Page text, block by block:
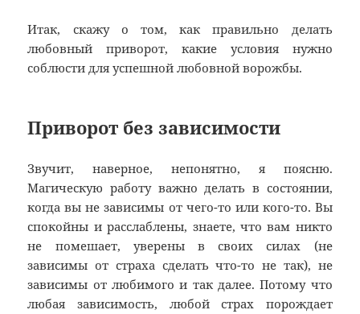
Итак, скажу о том, как правильно делать
любовный приворот, какие условия нужно
соблюсти для успешной любовной ворожбы.
Приворот без зависимости
Звучит, наверное, непонятно, я поясню.
Магическую работу важно делать в состоянии,
когда вы не зависимы от чего-то или кого-то. Вы
спокойны и расслаблены, знаете, что вам никто
не помешает, уверены в своих силах (не
зависимы от страха сделать что-то не так), не
зависимы от любимого и так далее. Потому что
любая зависимость, любой страх порождает